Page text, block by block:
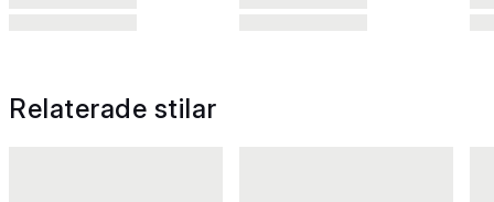
Relaterade stilar